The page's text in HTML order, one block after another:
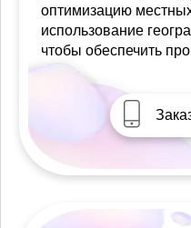
оптимизацию
использование
чтобы обеспечить